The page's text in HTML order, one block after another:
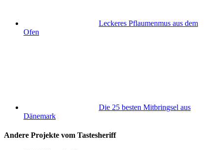
Leckeres Pflaumenmus aus dem
Ofen
Die 25 besten Mitbringsel aus
Dänemark
Andere Projekte vom Tastesheriff